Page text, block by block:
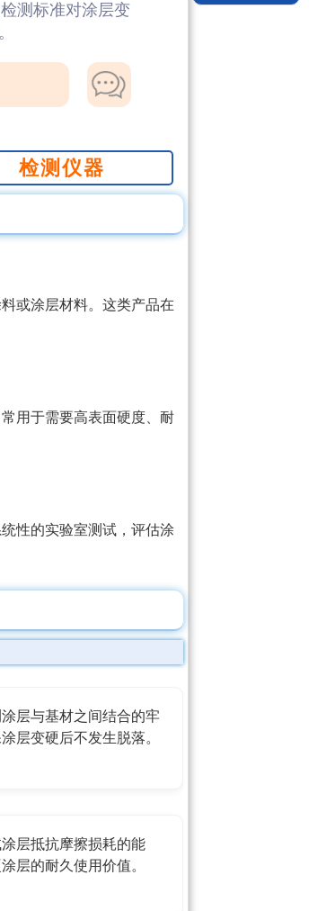
测标准对涂层变
检测仪器
或涂层材料。这类产品在
用于需要高表面硬度、耐
性的实验室测试，评估涂
层与基材之间结合的牢
层变硬后不发生脱落。
层抵抗摩擦损耗的能
层的耐久使用价值。